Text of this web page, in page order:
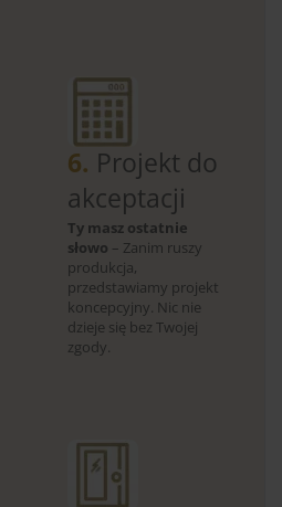
6. Projekt do
akceptacji
Ty masz ostatnie
słowo – Zanim ruszy
produkcja,
przedstawiamy projekt
koncepcyjny. Nic nie
dzieje się bez Twojej
zgody.